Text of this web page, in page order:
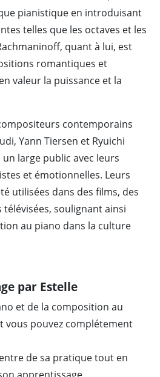
pianistique en introduisant
telles que les octaves et les
quant à lui, est
romantiques et
valeur la puissance et la
contemporains
Yann Tiersen et Ryuichi
large public avec leurs
et émotionnelles. Leurs
utilisées dans des films, des
soulignant ainsi
au piano dans la culture
par Estelle
et de la composition au
vous pouvez complétement
de sa pratique tout en
apprentissage.